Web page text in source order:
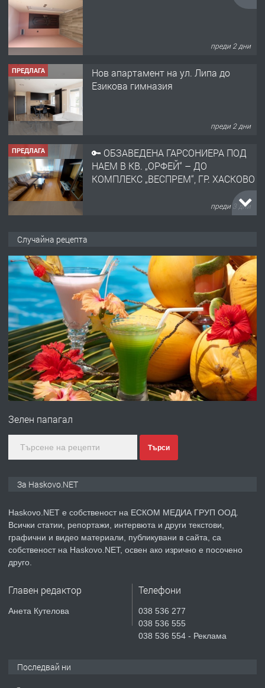
преди 2 дни
ПРЕДЛАГА
Нов апартамент на ул. Липа до
Езикова гимназия
преди 2 дни
ПРЕДЛАГА
🔑 ОБЗАВЕДЕНА ГАРСОНИЕРА ПОД
НАЕМ В КВ. „ОРФЕЙ“ – ДО
КОМПЛЕКС „ВЕСПРЕМ“, ГР. ХАСКОВО
преди 3 дни
АПАРТАМЕНТ В ЦЕНТЪРА НА ГР.
ХАСКОВО
преди 4 дни
ПРЕДЛАГА Давам гараж под наем
преди 4 дни
ПРЕДЛАГА
№4120 Магазин/Офис под наем в кв.
преди 5 дни
ПРЕДЛАГА
Продавам парцел в гр. Хасково кв.
СГЛОБЯВАНЕ НА МЕБЕЛИ.
Случайна рецепта
Зелен папагал
Търси
За Haskovo.NET
Haskovo.NET е собственост на ЕСКОМ МЕДИА ГРУП ООД.
Всички статии, репортажи, интервюта и други текстови,
графични и видео материали, публикувани в сайта, са
собственост на Haskovo.NET, освен ако изрично е посочено
друго.
Главен редактор
Анета Кутелова
Телефони
038 536 277
038 536 555
038 536 554 - Реклама
Последвай ни